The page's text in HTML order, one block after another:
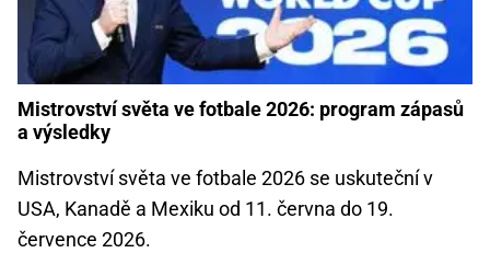
Mistrovství světa ve fotbale 2026: program zápasů
a výsledky
Mistrovství světa ve fotbale 2026 se uskuteční v
USA, Kanadě a Mexiku od 11. června do 19.
července 2026.